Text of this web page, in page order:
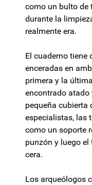
como un bulto de
durante la
realmente era.
El cuaderno tiene
enceradas en
primera y la
encontrado atado
pequeña cubierta
especialistas, las
como un soporte
punzón y luego
cera.
Los arqueólogos